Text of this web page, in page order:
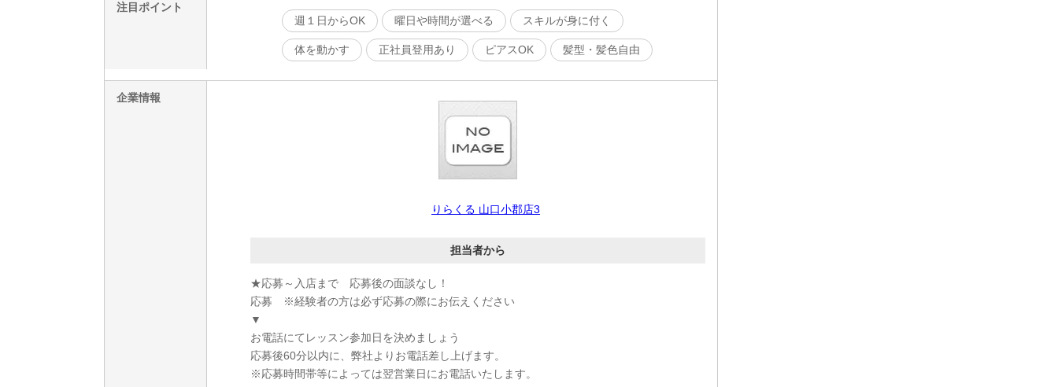
注目ポイント
週１日からOK
曜日や時間が選べる スキルが身に付く
体を動かす 正社員登用あり ピアスOK 髪型・髪色自由
企業情報
りらくる 山口小郡店3
担当者から
★応募～入店まで 応募後の面談なし！
応募 ※経験者の方は必ず応募の際にお伝えください
▼
お電話にてレッスン参加日を決めましょう
応募後60分以内に、弊社よりお電話差し上げます。
※応募時間帯等によっては翌営業日にお電話いたします。